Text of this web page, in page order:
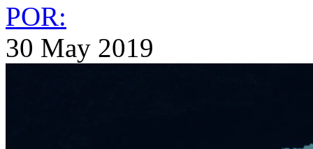
POR:
30 May 2019